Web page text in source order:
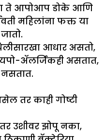
ते आपोआप डोके आणि
महिलांना फक्त या
थैलीसारखा आधार असतो,
ॲलर्जिकही असतात,
नसतात.
तर काही गोष्टी
उशीवर झोपू नका,